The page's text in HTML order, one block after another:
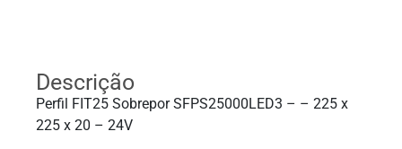
Descrição
Perfil FIT25 Sobrepor SFPS25000LED3 – – 225 x
225 x 20 – 24V